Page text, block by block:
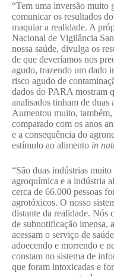
“Tem uma inversão muito
comunicar os resultados
maquiar a realidade. A
Nacional de Vigilância
nossa saúde, divulga os
de que deveríamos nos
agudo, trazendo um dado
risco agudo de
dados do PARA mostram
analisados tinham de duas
Aumentou muito, também,
comparado com os anos
e a consequência do
estímulo ao alimento in
“São duas indústrias
agroquímica e a indústria
cerca de 66.000 pessoas
agrotóxicos. O nosso
distante da realidade. Nós
de subnotificação imensa,
acessam o serviço de
adoecendo e morrendo e
constam no sistema de
que foram intoxicadas e